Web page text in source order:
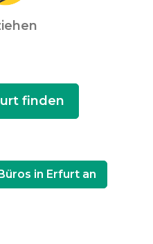
finden
in Erfurt an